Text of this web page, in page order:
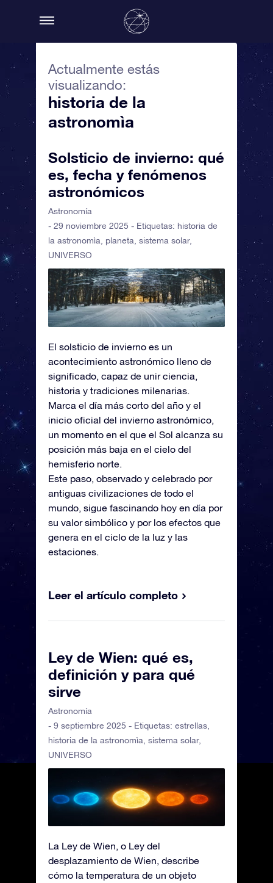
Actualmente estás
visualizando:
historia de la
astronomìa
Solsticio de invierno: qué
es, fecha y fenómenos
astronómicos
Astronomía
- 29 noviembre 2025 - Etiquetas: historia de
la astronomìa
planeta sistema solar,
UNIVERSO
El solsticio de invierno es un
acontecimiento astronómico lleno de
significado, capaz de unir ciencia,
historia y tradiciones milenarias.
Marca el día más corto del año y el
inicio oficial del invierno astronómico,
un momento en el que el Sol alcanza su
posición más baja en el cielo del
hemisferio norte.
Este paso, observado y celebrado por
antiguas civilizaciones de todo el
mundo, sigue fascinando hoy en día por
su valor simbólico y por los efectos que
genera en el ciclo de la luz y las
estaciones.
Leer el artículo completo
Ley de Wien: qué es,
definición y para qué
sirve
Astronomía
- 9 septiembre 2025 - Etiquetas: estrellas
historia de la astronomìa sistema solar,
UNIVERSO
La Ley de Wien, o Ley del
desplazamiento de Wien, describe
cómo la temperatura de un objeto